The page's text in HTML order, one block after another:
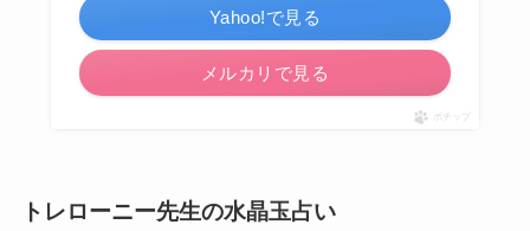
Yahoo!で見る
メルカリで見る
ポチップ
トレローニー先生の水晶玉占い